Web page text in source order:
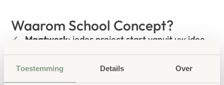
Toestemming Details Over
Waarom School Concept?
Maatwerk: ieder project start vanuit uw idee
en onze ervaring
Kwaliteit : al ons school- en